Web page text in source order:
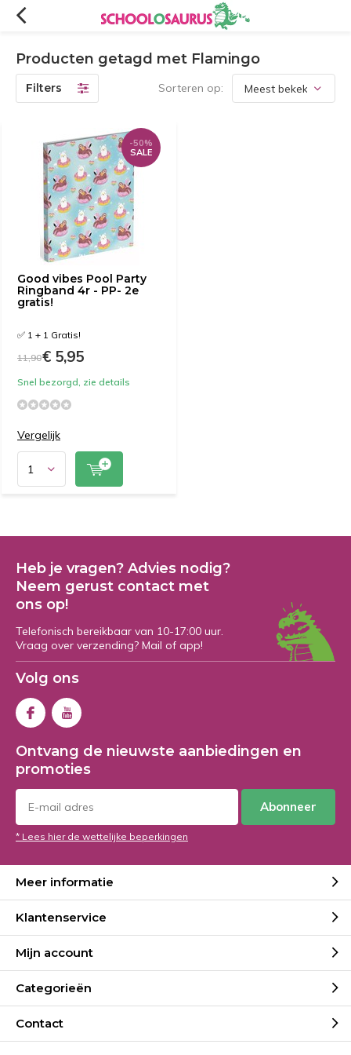
Producten getagd met Flamingo
Filters Sorteren op:
Good vibes Pool Party
Ringband 4r - PP- 2e
gratis!
-50%
SALE
✅ 1 + 1 Gratis!
11,90€ 5,95
Snel bezorgd, zie details
Vergelijk
Heb je vragen? Advies nodig?
Neem gerust contact met
ons op!
Telefonisch bereikbaar van 10-17:00 uur.
Vraag over verzending? Mail of app!
Volg ons
Ontvang de nieuwste aanbiedingen en
promoties
Abonneer
* Lees hier de wettelijke beperkingen
Meer informatie
Klantenservice
Mijn account
Categorieën
Contact